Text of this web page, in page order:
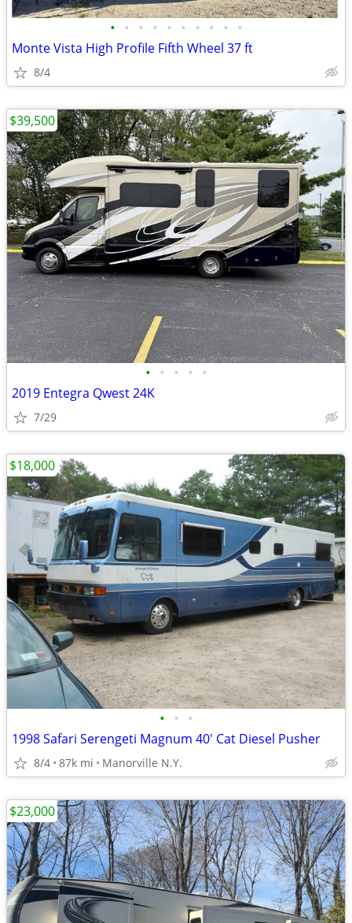
• • • • • • • • • •
Monte Vista High Profile Fifth Wheel 37 ft
8/4
• • • • •
2019 Entegra Qwest 24K
7/29
$39,500
• • •
1998 Safari Serengeti Magnum 40' Cat Diesel Pusher
8/4 87k mi Manorville N.Y.
$18,000
$23,000